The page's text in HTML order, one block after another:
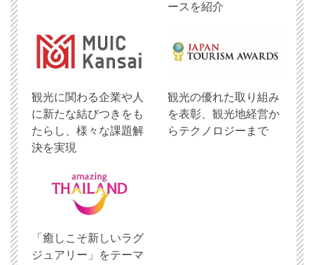
ースを紹介
観光に関わる企業や人
に新たな結びつきをも
たらし、様々な課題解
決を実現
観光の優れた取り組み
を表彰、観光地経営か
らテクノロジーまで
「癒しこそ新しいラグ
ジュアリー」をテーマ